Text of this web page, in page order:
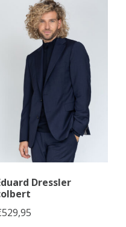
Dressler
529,95